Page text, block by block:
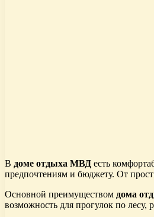
В доме отдыха МВД есть
предпочтениям и бюджету. От
Основной преимуществом дома
возможность для прогулок по лесу,